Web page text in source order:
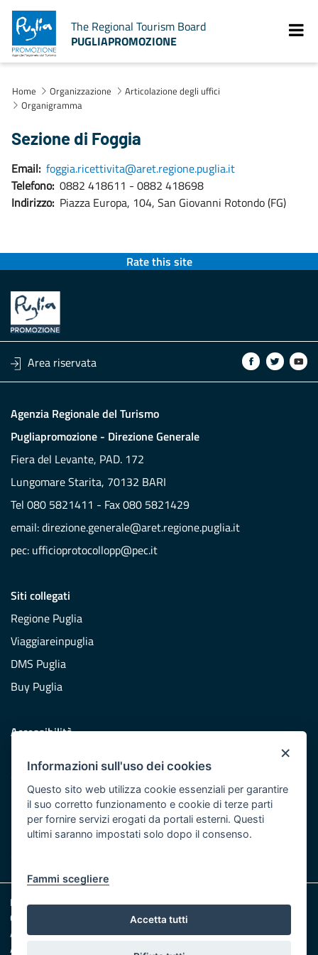
×
Informazioni sull'uso dei cookies
Questo sito web utilizza cookie essenziali per garantire
il suo corretto funzionamento e cookie di terze parti
per fornire servizi erogati da portali esterni. Questi
ultimi saranno impostati solo dopo il consenso.
Fammi scegliere
Accetta tutti
The Regional Tourism Board
PUGLIAPROMOZIONE
Home Organizzazione
Articolazione degli uffici
Organigramma
Sezione di Foggia
Email: foggia.ricettivita@aret.regione.puglia.it
Telefono: 0882 418611 - 0882 418698
Indirizzo: Piazza Europa, 104, San Giovanni Rotondo (FG)
Rate this site
Area riservata
Agenzia Regionale del Turismo
Pugliapromozione - Direzione Generale
Fiera del Levante, PAD. 172
Lungomare Starita, 70132 BARI
Tel 080 5821411 - Fax 080 5821429
email:direzione.generale@aret.regione.puglia.it
pec: ufficioprotocollopp@pec.it
Siti collegati
Regione Puglia
Viaggiareinpuglia
DMS Puglia
Buy Puglia
Accessibilità
Redazione
Responsabili pubblicazione
Note legali
Cookie e Privacy
Amministrazione trasparente
Albo pretorio